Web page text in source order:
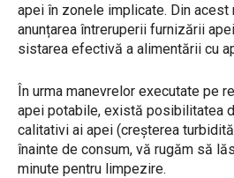
apei în zonele implicate. Din acest
anunțarea întreruperii furnizării
sistarea efectivă a alimentării cu
În urma manevrelor executate pe
apei potabile, există posibilitatea
calitativi ai apei (creșterea
înainte de consum, vă rugăm să
minute pentru limpezire.